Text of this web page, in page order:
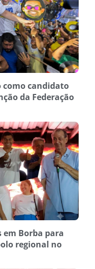
como candidato
da Federação
Borba para
regional no